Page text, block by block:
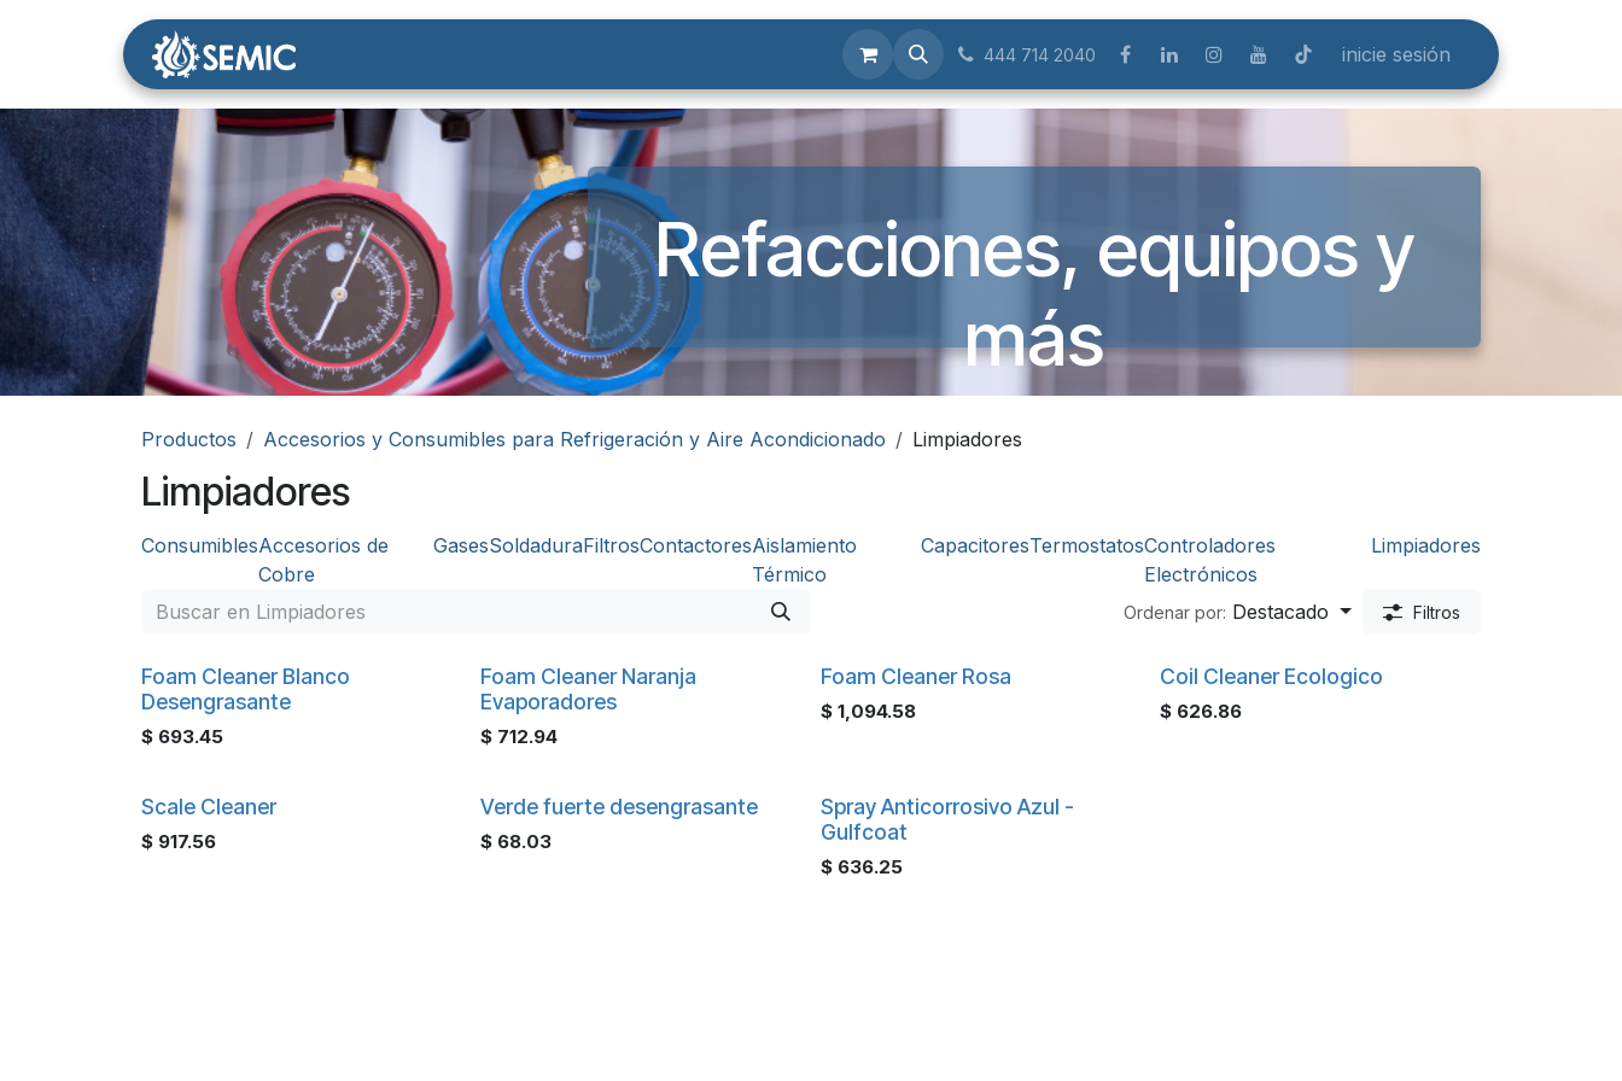
444 714 2040 inicie sesión
Refacciones, equipos y
más​
Productos Accesorios y Consumibles para Refrigeración y Aire Acondicionado Limpiadores
Limpiadores
ConsumiblesAccesorios de
Cobre
GasesSoldaduraFiltrosContactoresAislamiento
Térmico
CapacitoresTermostatosControladores
Electrónicos
Limpiadores
Ordenar por: Destacado Filtros
Foam Cleaner Blanco
Desengrasante
$ 693.45
Foam Cleaner Naranja
Evaporadores
$ 712.94
Foam Cleaner Rosa
$ 1,094.58
Coil Cleaner Ecologico
$ 626.86
Scale Cleaner
$ 917.56
Verde fuerte desengrasante
$ 68.03
Spray Anticorrosivo Azul -
Gulfcoat
$ 636.25